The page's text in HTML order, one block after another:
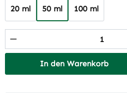
20 ml 50 ml 100 ml
Produkt Anzahl: Gib
In den Warenkorb